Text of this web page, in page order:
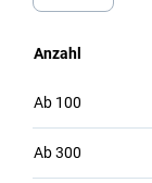
Anzahl
Ab 100
Ab300